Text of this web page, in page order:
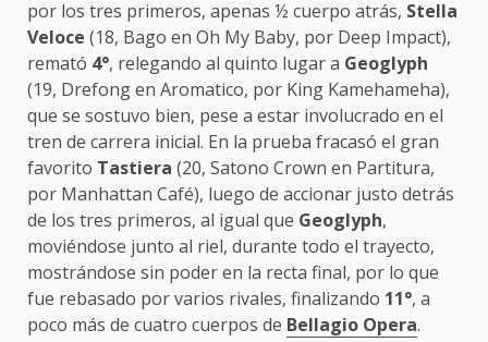
por los tres primeros, apenas ½ cuerpo atrás, Stella
Veloce (18, Bago en Oh My Baby, por Deep Impact),
remató 4°, relegando al quinto lugar a Geoglyph
(19, Drefong en Aromatico, por King Kamehameha),
que se sostuvo bien, pese a estar involucrado en el
tren de carrera inicial. En la prueba fracasó el gran
favorito Tastiera (20, Satono Crown en Partitura,
por Manhattan Café), luego de accionar justo detrás
de los tres primeros, al igual que Geoglyph,
moviéndose junto al riel, durante todo el trayecto,
mostrándose sin poder en la recta final, por lo que
fue rebasado por varios rivales, finalizando 11°, a
poco más de cuatro cuerpos de Bellagio Opera.